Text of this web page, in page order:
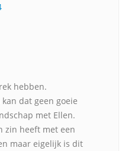
hebben.
dat geen goeie
met Ellen.
zin heeft met een
maar eigelijk is dit